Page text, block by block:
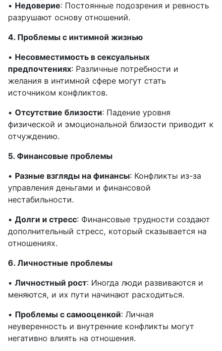
• Недоверие: Постоянные подозрения и ревность
разрушают основу отношений.
4. Проблемы с интимной жизнью
• Несовместимость в сексуальных
предпочтениях: Различные потребности и
желания в интимной сфере могут стать
источником конфликтов.
• Отсутствие близости: Падение уровня
физической и эмоциональной близости приводит к
отчуждению.
5. Финансовые проблемы
• Разные взгляды на финансы: Конфликты из-за
управления деньгами и финансовой
нестабильности.
• Долги и стресс: Финансовые трудности создают
дополнительный стресс, который сказывается на
отношениях.
6. Личностные проблемы
• Личностный рост: Иногда люди развиваются и
меняются, и их пути начинают расходиться.
• Проблемы с самооценкой: Личная
неуверенность и внутренние конфликты могут
негативно влиять на отношения.